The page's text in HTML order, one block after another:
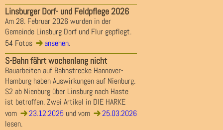
Linsburger Dorf- und Feldpflege 2026
Am 28. Februar 2026 wurden in der
Gemeinde Linsburg Dorf und Flur gepflegt.
54 Fotos
ansehen.
S-Bahn fährt wochenlang nicht
Bauarbeiten auf Bahnstrecke Hannover-
Hamburg haben Auswirkungen auf Nienburg.
S2 ab Nienburg über Linsburg nach Haste
ist betroffen. Zwei Artikel in DIE HARKE
vom
23.12.2025 und vom
25.03.2026
lesen.